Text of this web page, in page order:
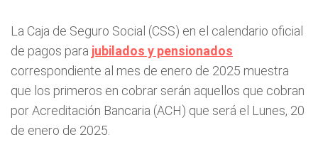
La Caja de Seguro Social (CSS) en el calendario oficial
de pagos para jubilados y pensionados
correspondiente al mes de enero de 2025 muestra
que los primeros en cobrar serán aquellos que cobran
por Acreditación Bancaria (ACH) que será el Lunes, 20
de enero de 2025.